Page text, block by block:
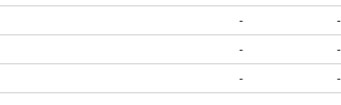
- -
- -
- -